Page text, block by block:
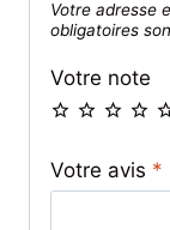
Votre adresse
obligatoires
Votre note
Votre avis *